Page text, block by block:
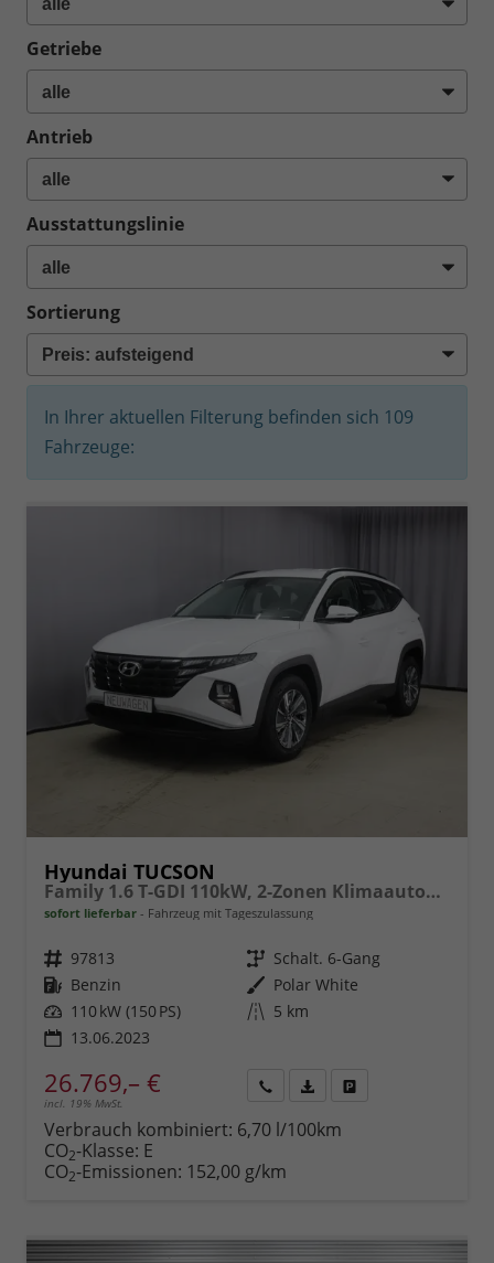
Getriebe
Antrieb
Ausstattungslinie
Sortierung
In Ihrer aktuellen Filterung befinden sich 109
Fahrzeuge:
Hyundai TUCSON
Family 1.6 T-GDI 110kW, 2-Zonen Klimaautomatik, Sitzheizung, AppleCarPlay&Android Auto, Freisprecheinrichtung, Radio DAB, Verkehrszeichenerkennung, Rückfahrkamera, eCall Notrufsystem, 17 Zoll Leichtmetallfelgen, uvm.
sofort lieferbar Fahrzeug mit Tageszulassung
Fahrzeugnr. 97813 Getriebe Schalt. 6-Gang
Kraftstoff Benzin Außenfarbe Polar White
Leistung 110 kW (150 PS) Kilometerstand 5 km
13.06.2023
26.769,– €
incl. 19% MwSt.
anfordern
Datei,
Verbrauch kombiniert: 6,70 l/100km
CO2-Klasse: E
CO2-Emissionen: 152,00 g/km